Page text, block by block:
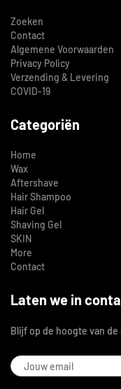
Zoeken
Contact
Algemene Voorwaarden
Privacy Policy
Verzending & Levering
COVID-19
Categoriën
Home
Wax
Aftershave
Hair Shampoo
Hair Gel
Shaving Gel
SKIN
More
Contact
Laten we in
Blijf op de hoogte van